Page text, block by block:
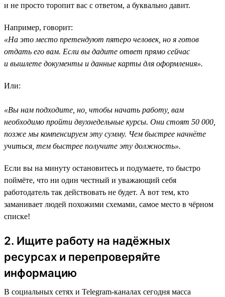
и не просто торопит вас с ответом, а буквально давит.
Например, говорит:
«На это место претендуют пятеро человек, но я готов
отдать его вам. Если вы дадите ответ прямо сейчас
и вышлете документы и данные карты для оформления».
Или:
«Вы нам подходите, но, чтобы начать работу, вам
необходимо пройти двухнедельные курсы. Они стоят 50 000,
позже мы компенсируем эту сумму. Чем быстрее начнёте
учиться, тем быстрее получите эту должность».
Если вы на минуту остановитесь и подумаете, то быстро
поймёте, что ни один честный и уважающий себя
работодатель так действовать не будет. А вот тем, кто
заманивает людей похожими схемами, самое место в чёрном
списке!
2. Ищите работу на надёжных
ресурсах и перепроверяйте
информацию
В социальных сетях и Telegram-каналах сегодня масса